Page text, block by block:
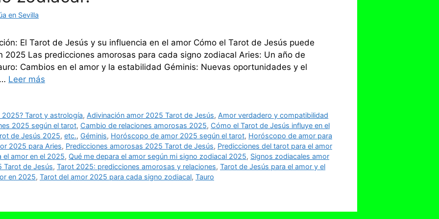
en Sevilla
El Tarot de Jesús y su influencia en el amor Cómo el Tarot de Jesús puede
2025 Las predicciones amorosas para cada signo zodiacal Aries: Un año de
Cambios en el amor y la estabilidad Géminis: Nuevas oportunidades y el
Leer más
2025? Tarot y astrología, Adivinación amor 2025 Tarot de Jesús, Amor verdadero y compatibilidad
2025 según el tarot, Cambio de relaciones amorosas 2025, Cómo el Tarot de Jesús influye en el
de Jesús 2025, etc., Géminis, Horóscopo de amor 2025 según el tarot, Horóscopo de amor para
2025 para Aries, Predicciones amorosas 2025 Tarot de Jesús, Predicciones del tarot para el amor
el amor en el 2025, Qué me depara el amor según mi signo zodiacal 2025, Signos zodiacales amor
Tarot de Jesús, Tarot 2025: predicciones amorosas y relaciones, Tarot de Jesús para el amor y el
en 2025, Tarot del amor 2025 para cada signo zodiacal, Tauro